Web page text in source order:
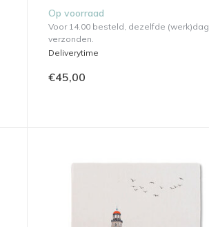
Op voorraad
Voor 14.00 besteld, dezelfde (werk)dag
verzonden.
Deliverytime
€45,00